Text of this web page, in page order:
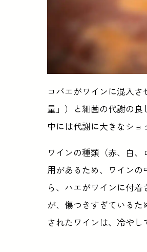
コバエがワインに混入
量」）と細菌の代謝の
中には代謝に大きなショ
ワインの種類（赤、白
用があるため、ワイン
ら、ハエがワインに付
が、傷つきすぎている
されたワインは、冷やし